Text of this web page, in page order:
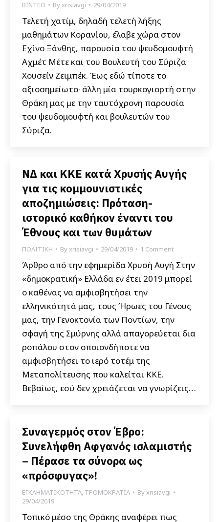
ΒΙΝΤΕΟ Byxrisiavgi 29/04/2019
Τελετή χατίμ, δηλαδή τελετή λήξης
μαθημάτων Κορανίου, έλαβε χώρα στον
Εχίνο Ξάνθης, παρουσία του ψευδομουφτή
Αχμέτ Μέτε και του Βουλευτή του Σύριζα
Χουσεΐν Ζεϊμπέκ. Έως εδώ τίποτε το
αξιοσημείωτο· άλλη μία τουρκογιορτή στην
Θράκη μας με την ταυτόχρονη παρουσία
του ψευδομουφτή και βουλευτών του
Σύριζα.
ΝΔ και ΚΚΕ κατά Χρυσής Αυγής
για τις κομμουνιστικές
αποζημιώσεις: Πρόταση-
ιστορικό καθήκον έναντι του
Έθνους και των θυμάτων
ΠΟΛΙΤΙΚΗ Byxrisiavgi 29/04/2019 1 Comment
Άρθρο από την εφημερίδα Χρυσή Αυγή Στην
«δημοκρατική» Ελλάδα εν έτει 2019 μπορεί
ο καθένας να αμφισβητήσει την
ελληνικότητά μας, τους Ήρωες του Γένους
μας, την Γενοκτονία των Ποντίων, την
σφαγή της Σμύρνης αλλά απαγορεύεται δια
ροπάλου στον οποιονδήποτε να
αμφισβητήσει το ιερό τοτέμ της
Μεταπολίτευσης που καλείται ΚΚΕ.
Βεβαίως, εσύ δεν χρειάζεται να γνωρίζεις…
Συναγερμός στον Έβρο:
Συνελήφθη Αφγανός ισλαμιστής
– Πέρασε τα σύνορα ως
«πρόσφυγας»!
ΕΓΚΛΗΜΑΤΙΚΟΤΗΤΑ, ΤΡΟΜΟΚΡΑΤΙΑ Byxrisiavgi
29/04/2019
Τοπικό μέσο της Θράκης αναφέρει πως